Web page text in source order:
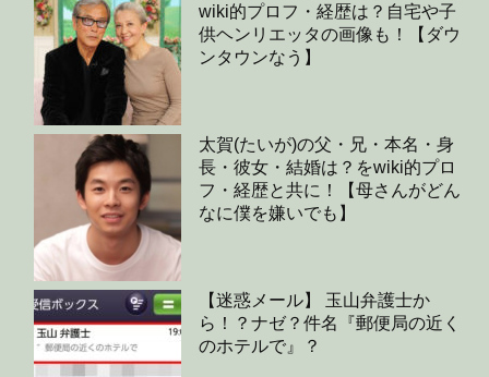
wiki的プロフ・経歴は？自宅や子
供ヘンリエッタの画像も！【ダウ
ンタウンなう】
太賀(たいが)の父・兄・本名・身
長・彼女・結婚は？をwiki的プロ
フ・経歴と共に！【母さんがどん
なに僕を嫌いでも】
【迷惑メール】 玉山弁護士か
ら！？ナゼ？件名『郵便局の近く
のホテルで』？